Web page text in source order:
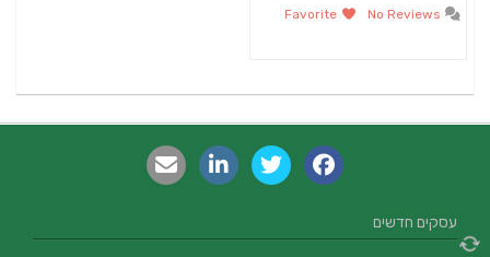
No Reviews
Favorite
עסקים חדשים